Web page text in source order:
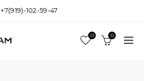
+7(919)-102-59-47
0 0